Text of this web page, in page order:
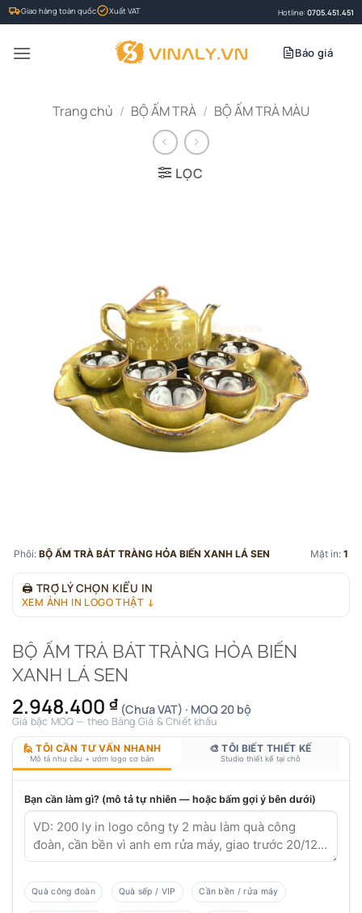
Bỏ
qua
nội
Giao hàng toàn quốc Xuất VAT Hotline: 0705.451.451
Báo giá
Trang chủ / BỘ ẤM TRÀ / BỘ ẤM TRÀ MÀU
LỌC
Phôi: BỘ ẤM TRÀ BÁT TRÀNG HỎA BIẾN XANH LÁ SEN Mặt in: 1
🖨 TRỢ LÝ CHỌN KIỂU IN
XEM ẢNH IN LOGO THẬT ↓
BỘ ẤM TRÀ BÁT TRÀNG HỎA BIẾN
XANH LÁ SEN
2.948.400 ₫ (Chưa VAT) · MOQ 20 bộ
Giá bậc MOQ — theo Bảng Giá & Chiết khấu
🙋 TÔI CẦN TƯ VẤN NHANH
Mô tả nhu cầu + ướm logo cơ bản
🎨 TÔI BIẾT THIẾT KẾ
Studio thiết kế tại chỗ
Bạn cần làm gì? (mô tả tự nhiên — hoặc bấm gợi ý bên dưới)
Quà công đoàn Quà sếp / VIP Cần bền / rửa máy